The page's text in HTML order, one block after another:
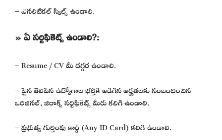
– ఎనలిటికల్ స్కిల్స్ ఉండాలి.
» ఏ సర్టిఫికెట్స్ ఉండాలి?:
– Resume / CV మీ దగ్గర ఉండాలి.
– పైన తెలిపిన ఉద్యోగాల భర్తీకి అడిగిన అర్హతలకు సంబందించిన
ఒరిజినల్, జిరాక్స్ సర్టిఫికెట్స్ మీరు కలిగి ఉండాలి.
– ప్రభుత్వ గుర్తింపు కార్డ్ (Any ID Card) కలిగి ఉండాలి.